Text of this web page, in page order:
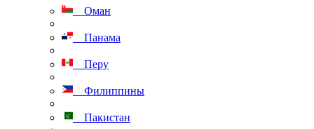
Оман
Панама
Перу
Филиппины
Пакистан